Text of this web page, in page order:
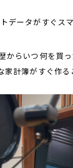
ータがすぐス
らいつ何を買
計簿がすぐ作る